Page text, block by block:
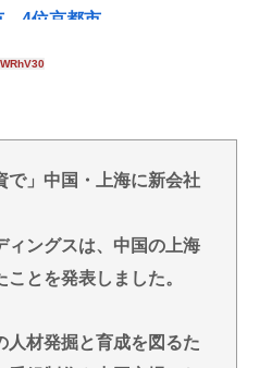
4位京都市
論争に「なんでおじさんだけ
格”の特定少年・川口侑斗被
決 当時17歳少年に「懲役30
らの渡米を問題視
で」中国・上海に新会社
ングスは、中国の上海
とを発表しました。
材発掘と育成を図るた